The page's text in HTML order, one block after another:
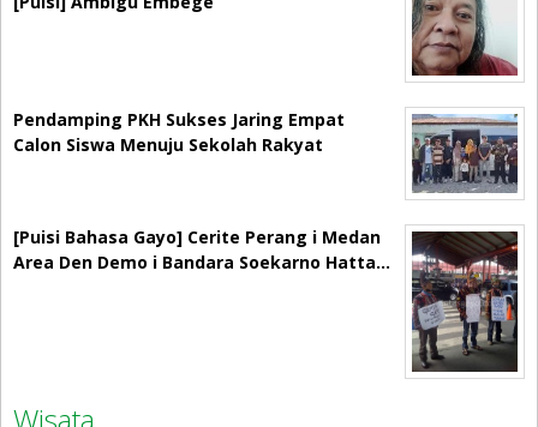
Pendamping PKH Sukses Jaring Empat
Calon Siswa Menuju Sekolah Rakyat
[Puisi Bahasa Gayo] Cerite Perang i Medan
Area Den Demo i Bandara Soekarno Hatta…